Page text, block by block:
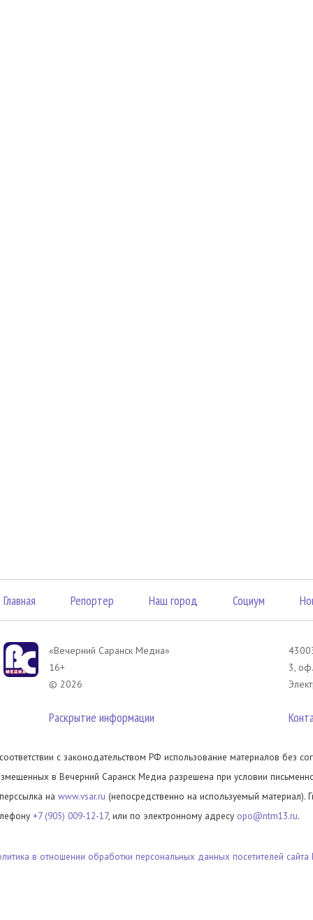
Главная Репортер Наш город Социум
«Вечерний Саранск Mедиа»
16+
© 2026
Раскрытие информации
3,
с законодательством РФ использование материалов без
в Вечерний Саранск Медиа разрешена при условии
на www.vsar.ru (непосредственно на используемый материал).
+7 (905) 009-12-17, или по электронному адресу opo@ntm13.ru.
в отношении обработки персональных данных посетителей